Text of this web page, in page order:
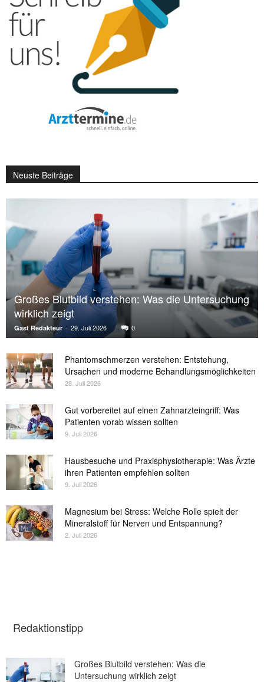
Neuste Beiträge
Großes Blutbild verstehen: Was die Untersuchung
wirklich zeigt
Gast Redakteur - 29. Juli 2026 0
Phantomschmerzen verstehen: Entstehung,
Ursachen und moderne Behandlungsmöglichkeiten
28. Juli 2026
Gut vorbereitet auf einen Zahnarzteingriff: Was
Patienten vorab wissen sollten
9. Juli 2026
Hausbesuche und Praxisphysiotherapie: Was Ärzte
ihren Patienten empfehlen sollten
9. Juli 2026
Magnesium bei Stress: Welche Rolle spielt der
Mineralstoff für Nerven und Entspannung?
2. Juli 2026
Redaktionstipp
Großes Blutbild verstehen: Was die
Untersuchung wirklich zeigt